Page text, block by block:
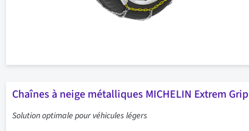
Chaînes à neige métalliques MICHELIN Extrem Grip
Solution optimale pour véhicules légers